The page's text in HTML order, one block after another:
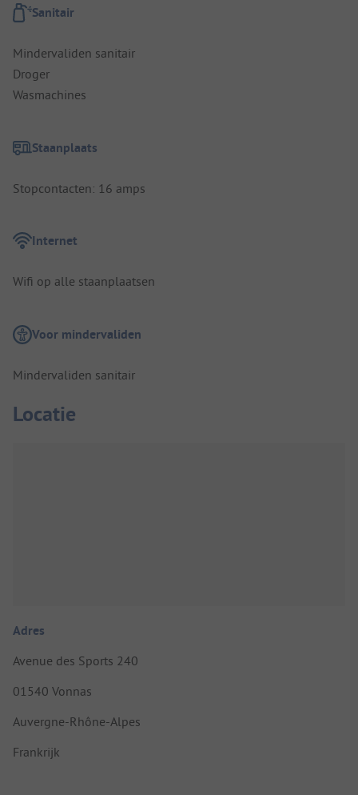
Sanitair
Mindervaliden sanitair
Droger
Wasmachines
Staanplaats
Stopcontacten: 16 amps
Internet
Wifi op alle staanplaatsen
Voor mindervaliden
Mindervaliden sanitair
Locatie
Adres
Avenue des Sports 240
01540 Vonnas
Auvergne-Rhône-Alpes
Frankrijk